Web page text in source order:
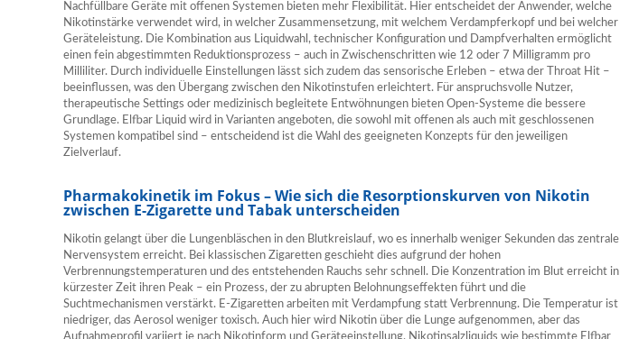
Nachfüllbare Geräte mit offenen Systemen bieten mehr Flexibilität. Hier entscheidet der Anwender, welche
Nikotinstärke verwendet wird, in welcher Zusammensetzung, mit welchem Verdampferkopf und bei welcher
Geräteleistung. Die Kombination aus Liquidwahl, technischer Konfiguration und Dampfverhalten ermöglicht
einen fein abgestimmten Reduktionsprozess – auch in Zwischenschritten wie 12 oder 7 Milligramm pro
Milliliter. Durch individuelle Einstellungen lässt sich zudem das sensorische Erleben – etwa der Throat Hit –
beeinflussen, was den Übergang zwischen den Nikotinstufen erleichtert. Für anspruchsvolle Nutzer,
therapeutische Settings oder medizinisch begleitete Entwöhnungen bieten Open-Systeme die bessere
Grundlage. Elfbar Liquid wird in Varianten angeboten, die sowohl mit offenen als auch mit geschlossenen
Systemen kompatibel sind – entscheidend ist die Wahl des geeigneten Konzepts für den jeweiligen
Zielverlauf.
Pharmakokinetik im Fokus – Wie sich die Resorptionskurven von Nikotin
zwischen E-Zigarette und Tabak unterscheiden
Nikotin gelangt über die Lungenbläschen in den Blutkreislauf, wo es innerhalb weniger Sekunden das zentrale
Nervensystem erreicht. Bei klassischen Zigaretten geschieht dies aufgrund der hohen
Verbrennungstemperaturen und des entstehenden Rauchs sehr schnell. Die Konzentration im Blut erreicht in
kürzester Zeit ihren Peak – ein Prozess, der zu abrupten Belohnungseffekten führt und die
Suchtmechanismen verstärkt. E-Zigaretten arbeiten mit Verdampfung statt Verbrennung. Die Temperatur ist
niedriger, das Aerosol weniger toxisch. Auch hier wird Nikotin über die Lunge aufgenommen, aber das